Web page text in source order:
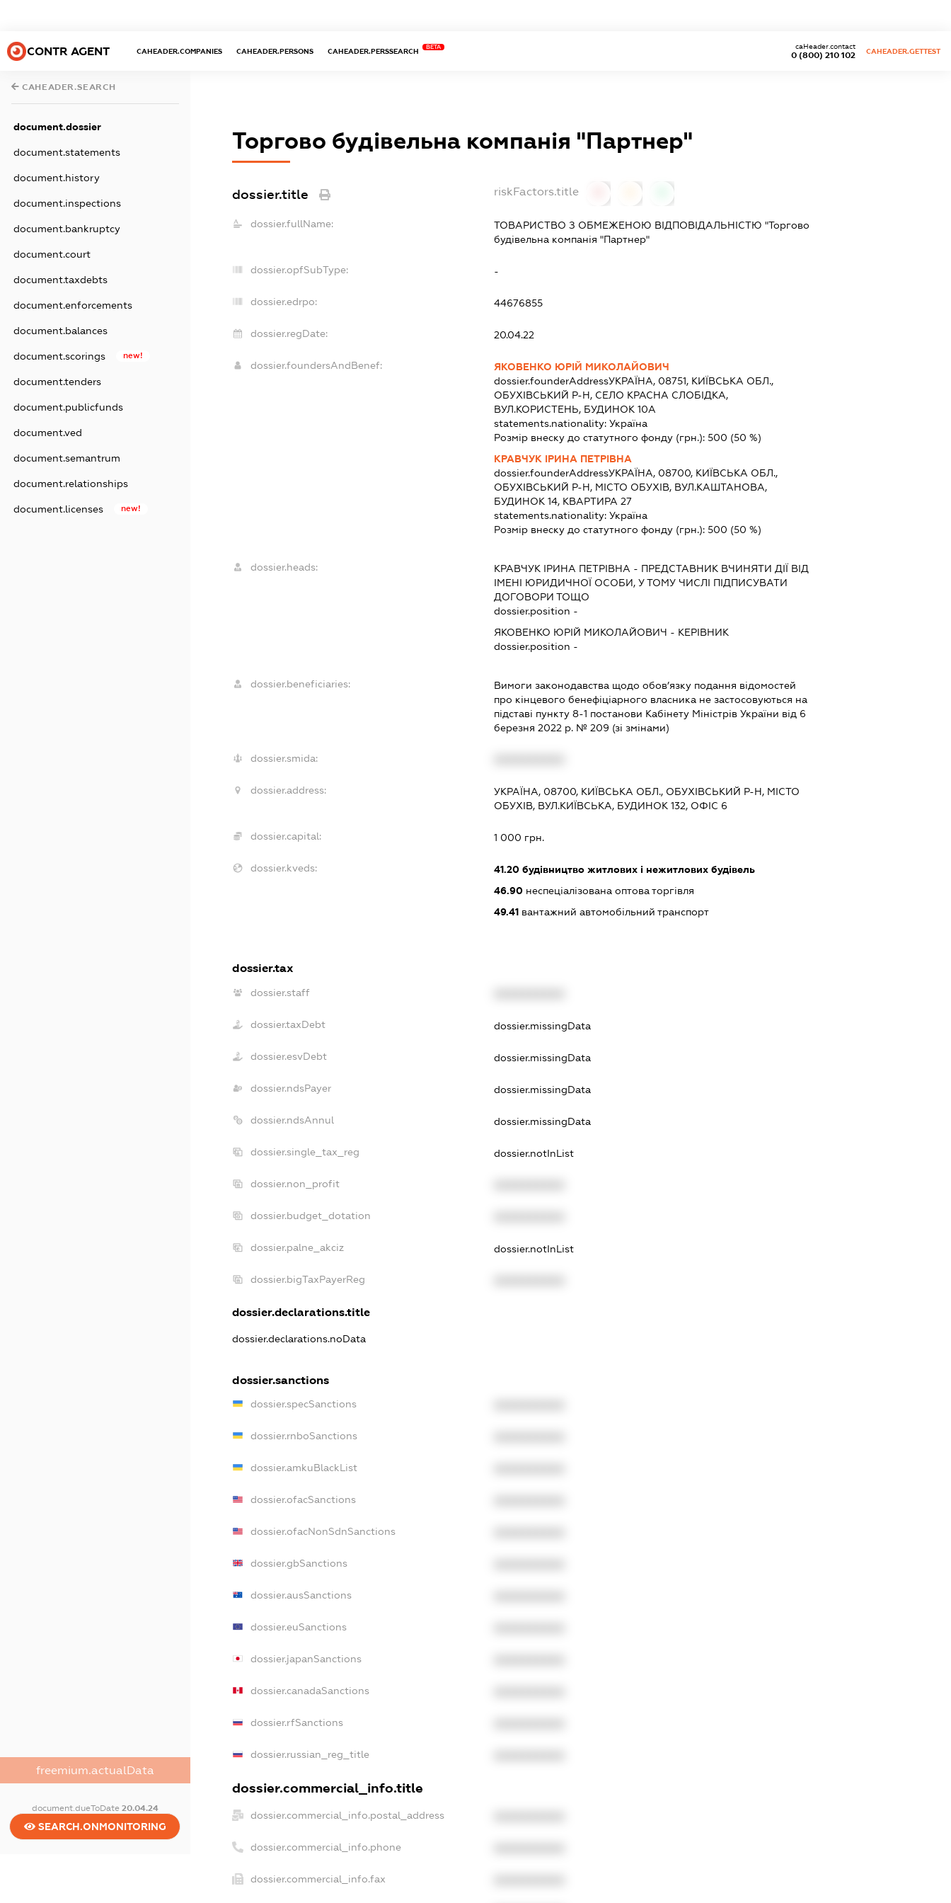
CONTR AGENT CAHEADER.COMPANIES CAHEADER.PERSONS CAHEADER.PERSSEARCH
BETA
0 (800) 210 102
caHeader.contact
CAHEADER.GETTEST
CAHEADER.SEARCH
document.dossier
document.statements
document.history
document.inspections
document.bankruptcy
document.court
document.taxdebts
document.enforcements
document.balances
document.scorings new!
document.tenders
document.publicfunds
document.ved
document.semantrum
document.relationships
document.licenses new!
freemium.actualData
document.dueToDate 20.04.24
SEARCH.ONMONITORING
Торгово будівельна компанія "Партнер"
dossier.title riskFactors.title
dossier.fullName:
ТОВАРИСТВО З ОБМЕЖЕНОЮ ВІДПОВІДАЛЬНІСТЮ "Торгово
будівельна компанія "Партнер"
dossier.opfSubType: -
dossier.edrpo: 44676855
dossier.regDate: 20.04.22
dossier.foundersAndBenef:
ЯКОВЕНКО ЮРІЙ МИКОЛАЙОВИЧ
dossier.founderAddressУКРАЇНА, 08751, КИЇВСЬКА ОБЛ.,
ОБУХІВСЬКИЙ Р-Н, СЕЛО КРАСНА СЛОБІДКА,
ВУЛ.КОРИСТЕНЬ, БУДИНОК 10А
statements.nationality:Україна
Розмір внеску до статутного фонду (грн.):500 (50 %)
КРАВЧУК ІРИНА ПЕТРІВНА
dossier.founderAddressУКРАЇНА, 08700, КИЇВСЬКА ОБЛ.,
ОБУХІВСЬКИЙ Р-Н, МІСТО ОБУХІВ, ВУЛ.КАШТАНОВА,
БУДИНОК 14, КВАРТИРА 27
statements.nationality:Україна
Розмір внеску до статутного фонду (грн.):500 (50 %)
dossier.heads: КРАВЧУК ІРИНА ПЕТРІВНА - ПРЕДСТАВНИК ВЧИНЯТИ ДІЇ ВІД
ІМЕНІ ЮРИДИЧНОЇ ОСОБИ, У ТОМУ ЧИСЛІ ПІДПИСУВАТИ
ДОГОВОРИ ТОЩО
dossier.position -
ЯКОВЕНКО ЮРІЙ МИКОЛАЙОВИЧ - КЕРІВНИК
dossier.position -
dossier.beneficiaries:
Вимоги законодавства щодо обов’язку подання відомостей
про кінцевого бенефіціарного власника не застосовуються на
підставі пункту 8-1 постанови Кабінету Міністрів України від 6
березня 2022 р. № 209 (зі змінами)
dossier.smida:
dossier.address:
УКРАЇНА, 08700, КИЇВСЬКА ОБЛ., ОБУХІВСЬКИЙ Р-Н, МІСТО
ОБУХІВ, ВУЛ.КИЇВСЬКА, БУДИНОК 132, ОФІС 6
dossier.capital: 1 000 грн.
dossier.kveds: 41.20 будівництво житлових і нежитлових будівель
46.90 неспеціалізована оптова торгівля
49.41 вантажний автомобільний транспорт
dossier.tax
dossier.staff
dossier.taxDebt dossier.missingData
dossier.esvDebt dossier.missingData
dossier.ndsPayer dossier.missingData
dossier.ndsAnnul dossier.missingData
dossier.single_tax_reg dossier.notInList
dossier.non_profit
dossier.budget_dotation
dossier.palne_akciz dossier.notInList
dossier.bigTaxPayerReg
dossier.declarations.title
dossier.declarations.noData
dossier.sanctions
dossier.specSanctions
dossier.rnboSanctions
dossier.amkuBlackList
dossier.ofacSanctions
dossier.ofacNonSdnSanctions
dossier.gbSanctions
dossier.ausSanctions
dossier.euSanctions
dossier.japanSanctions
dossier.canadaSanctions
dossier.rfSanctions
dossier.russian_reg_title
dossier.commercial_info.title
dossier.commercial_info.postal_address
dossier.commercial_info.phone
dossier.commercial_info.fax